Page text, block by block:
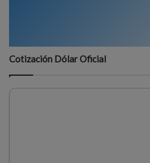
Cotización Dólar Oficial